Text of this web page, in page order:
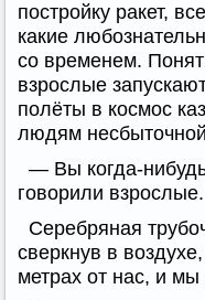
постройку ракет,
какие
со временем.
взрослые
полёты в космос
людям
— Вы когда-
говорили взрослые.
Серебряная
сверкнув в
метрах от нас, и